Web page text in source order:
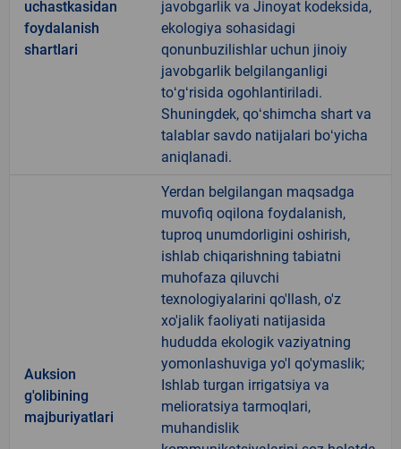
uchastkasidan
foydalanish
shartlari
javobgarlik va Jinoyat kodeksida,
ekologiya sohasidagi
qonunbuzilishlar uchun jinoiy
javobgarlik belgilanganligi
toʻgʻrisida ogohlantiriladi.
Shuningdek, qoʻshimcha shart va
talablar savdo natijalari boʻyicha
aniqlanadi.
Auksion
g'olibining
majburiyatlari
Yerdan belgilangan maqsadga
muvofiq oqilona foydalanish,
tuproq unumdorligini oshirish,
ishlab chiqarishning tabiatni
muhofaza qiluvchi
texnologiyalarini qo'llash, o'z
xo'jalik faoliyati natijasida
hududda ekologik vaziyatning
yomonlashuviga yo'l qo'ymaslik;
Ishlab turgan irrigatsiya va
melioratsiya tarmoqlari,
muhandislik